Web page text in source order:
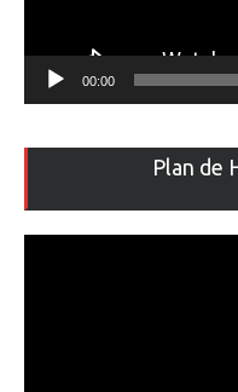
00:00
Plan de